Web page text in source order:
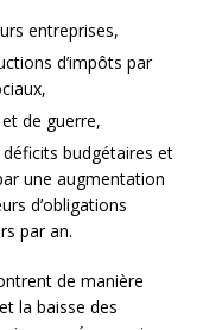
entreprises,
d’impôts par
de guerre,
budgétaires et
une augmentation
d’obligations
par an.
de manière
la baisse des